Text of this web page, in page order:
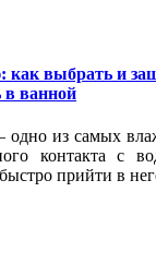
как выбрать и
ванной
одно из самых
контакта с
прийти в